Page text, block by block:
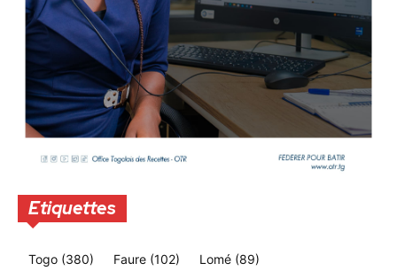
Etiquettes
Togo (380) Faure (102) Lomé (89)